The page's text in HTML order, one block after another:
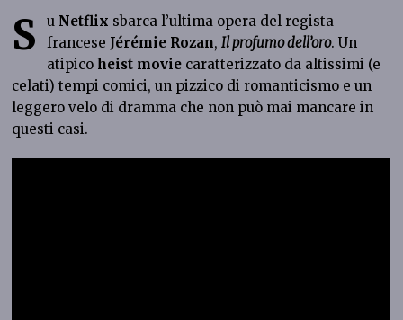
S u Netflix sbarca l’ultima opera del regista
francese Jérémie Rozan,Il profumo dell’oro. Un
atipico heist movie caratterizzato da altissimi (e
celati) tempi comici, un pizzico di romanticismo e un
leggero velo di dramma che non può mai mancare in
questi casi.